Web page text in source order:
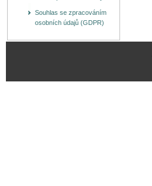
Souhlas se zpracováním
osobních údajů (GDPR)